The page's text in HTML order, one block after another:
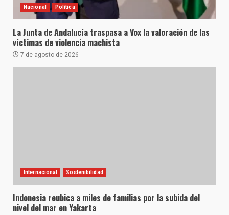
Nacional Política
La Junta de Andalucía traspasa a Vox la valoración de las
víctimas de violencia machista
7 de agosto de 2026
Internacional Sostenibilidad
Indonesia reubica a miles de familias por la subida del
nivel del mar en Yakarta